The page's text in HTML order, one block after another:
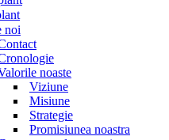
noi
noaste
Viziune
Misiune
Strategie
Promisiunea noastra